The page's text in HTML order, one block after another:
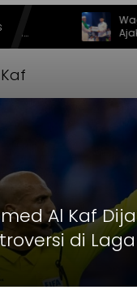
Wagub
Ajak
Al Kaf
di Laga